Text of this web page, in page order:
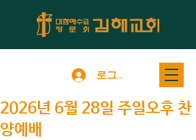
로그인
2026년 6월 28일 주일오후 찬
양예배